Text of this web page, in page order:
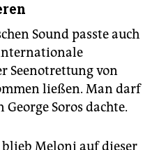
Sound passte auch
Seenotrettung von
ließen. Man darf
Soros dachte.
blieb Meloni auf dieser